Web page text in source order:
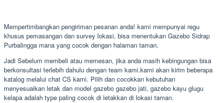
Mempertimbangkan pengiriman pesanan anda! kami mempunyai regu
khusus pemasangan dan survey lokasi, bisa menentukan Gazebo Sidrap
Purbalingga mana yang cocok dengan halaman taman.
Jadi Sebelum membeli atau memesan, jika anda masih kebingungan bisa
berkonsultasi terlebih dahulu dengan team kami.kami akan kirim beberapa
katalog melalui chat CS kami. Pilih dan cocokkan kebutuhan
menyesuaikan letak dan model gazebo gazebo jati, gazebo kayu glugu
kelapa adalah type paling cocok di letakkan di lokasi taman.